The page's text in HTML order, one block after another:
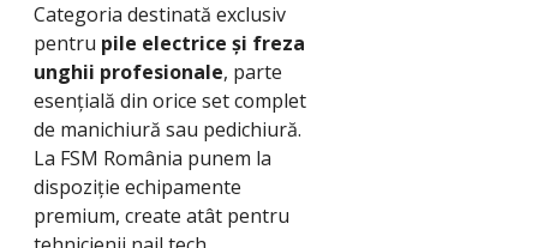
Categoria destinată exclusiv
pentru pile electrice și freza
unghii profesionale, parte
esențială din orice set complet
de manichiură sau pedichiură.
La FSM România punem la
dispoziție echipamente
premium, create atât pentru